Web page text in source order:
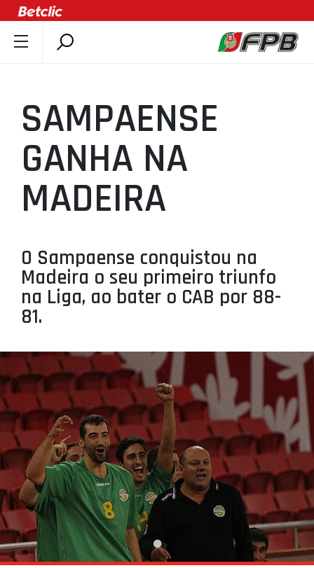
ÚLTIMAS
COMPETIÇÕES
ASSOCIAÇÕES
CLUBES
AGENTES
SELEÇÕES
MINIBASQUETE
ÁREA TÉCNICA
LIGA BETCLIC MASCULINA
LIGA BETCLIC FEMININA
SAMPAENSE
GANHA NA
MADEIRA
O Sampaense conquistou na
Madeira o seu primeiro triunfo
na Liga, ao bater o CAB por 88-
81.